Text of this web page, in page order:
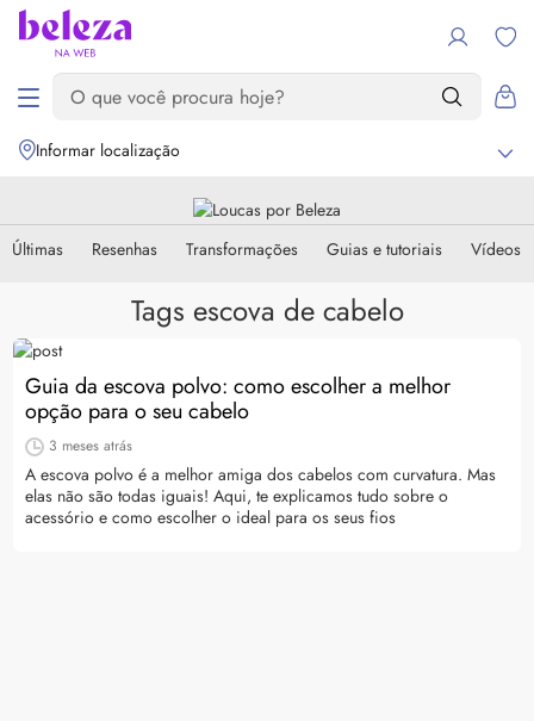
Informar localização
Últimas Resenhas Transformações Guias e tutoriais Vídeos
Tags escova de cabelo
Guia da escova polvo: como escolher a melhor
opção para o seu cabelo
3 meses atrás
A escova polvo é a melhor amiga dos cabelos com curvatura. Mas
elas não são todas iguais! Aqui, te explicamos tudo sobre o
acessório e como escolher o ideal para os seus fios